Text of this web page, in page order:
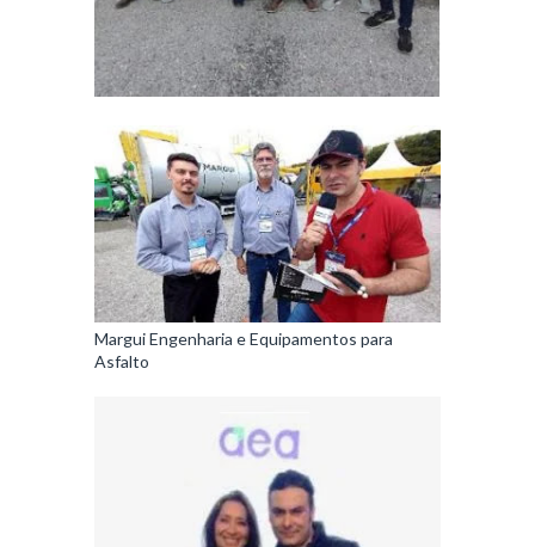
Margui Engenharia e Equipamentos para
Asfalto